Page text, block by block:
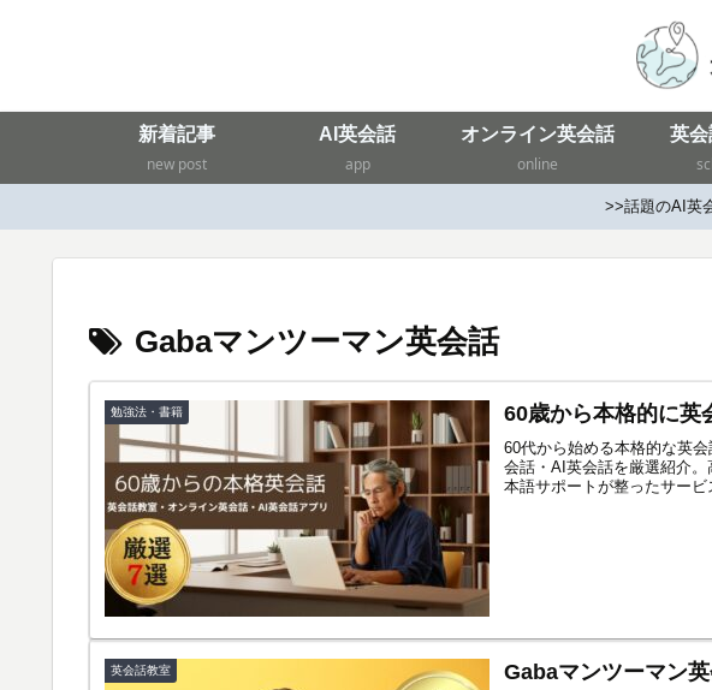
新着記事
new post
AI英会話
app
オンライン英会話
online
英
>>話題のAI英
Gabaマンツーマン英会話
勉強法・書籍 60歳から本格的に英
60代から始める本格的な英
会話・AI英会話を厳選紹介
本語サポートが整ったサービ
英会話教室
Gabaマンツーマン